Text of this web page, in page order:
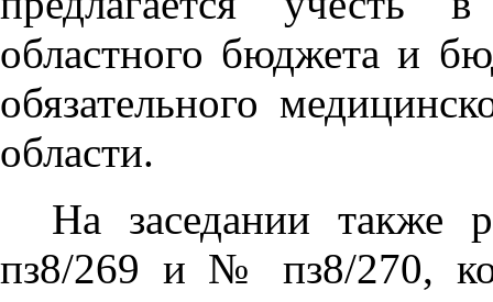
областного бюджета и
обязательного
области.
На заседании также
пз8/269 и № пз8/270,